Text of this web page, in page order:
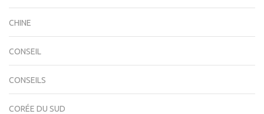
CHINE
CONSEIL
CONSEILS
CORÉE DU SUD